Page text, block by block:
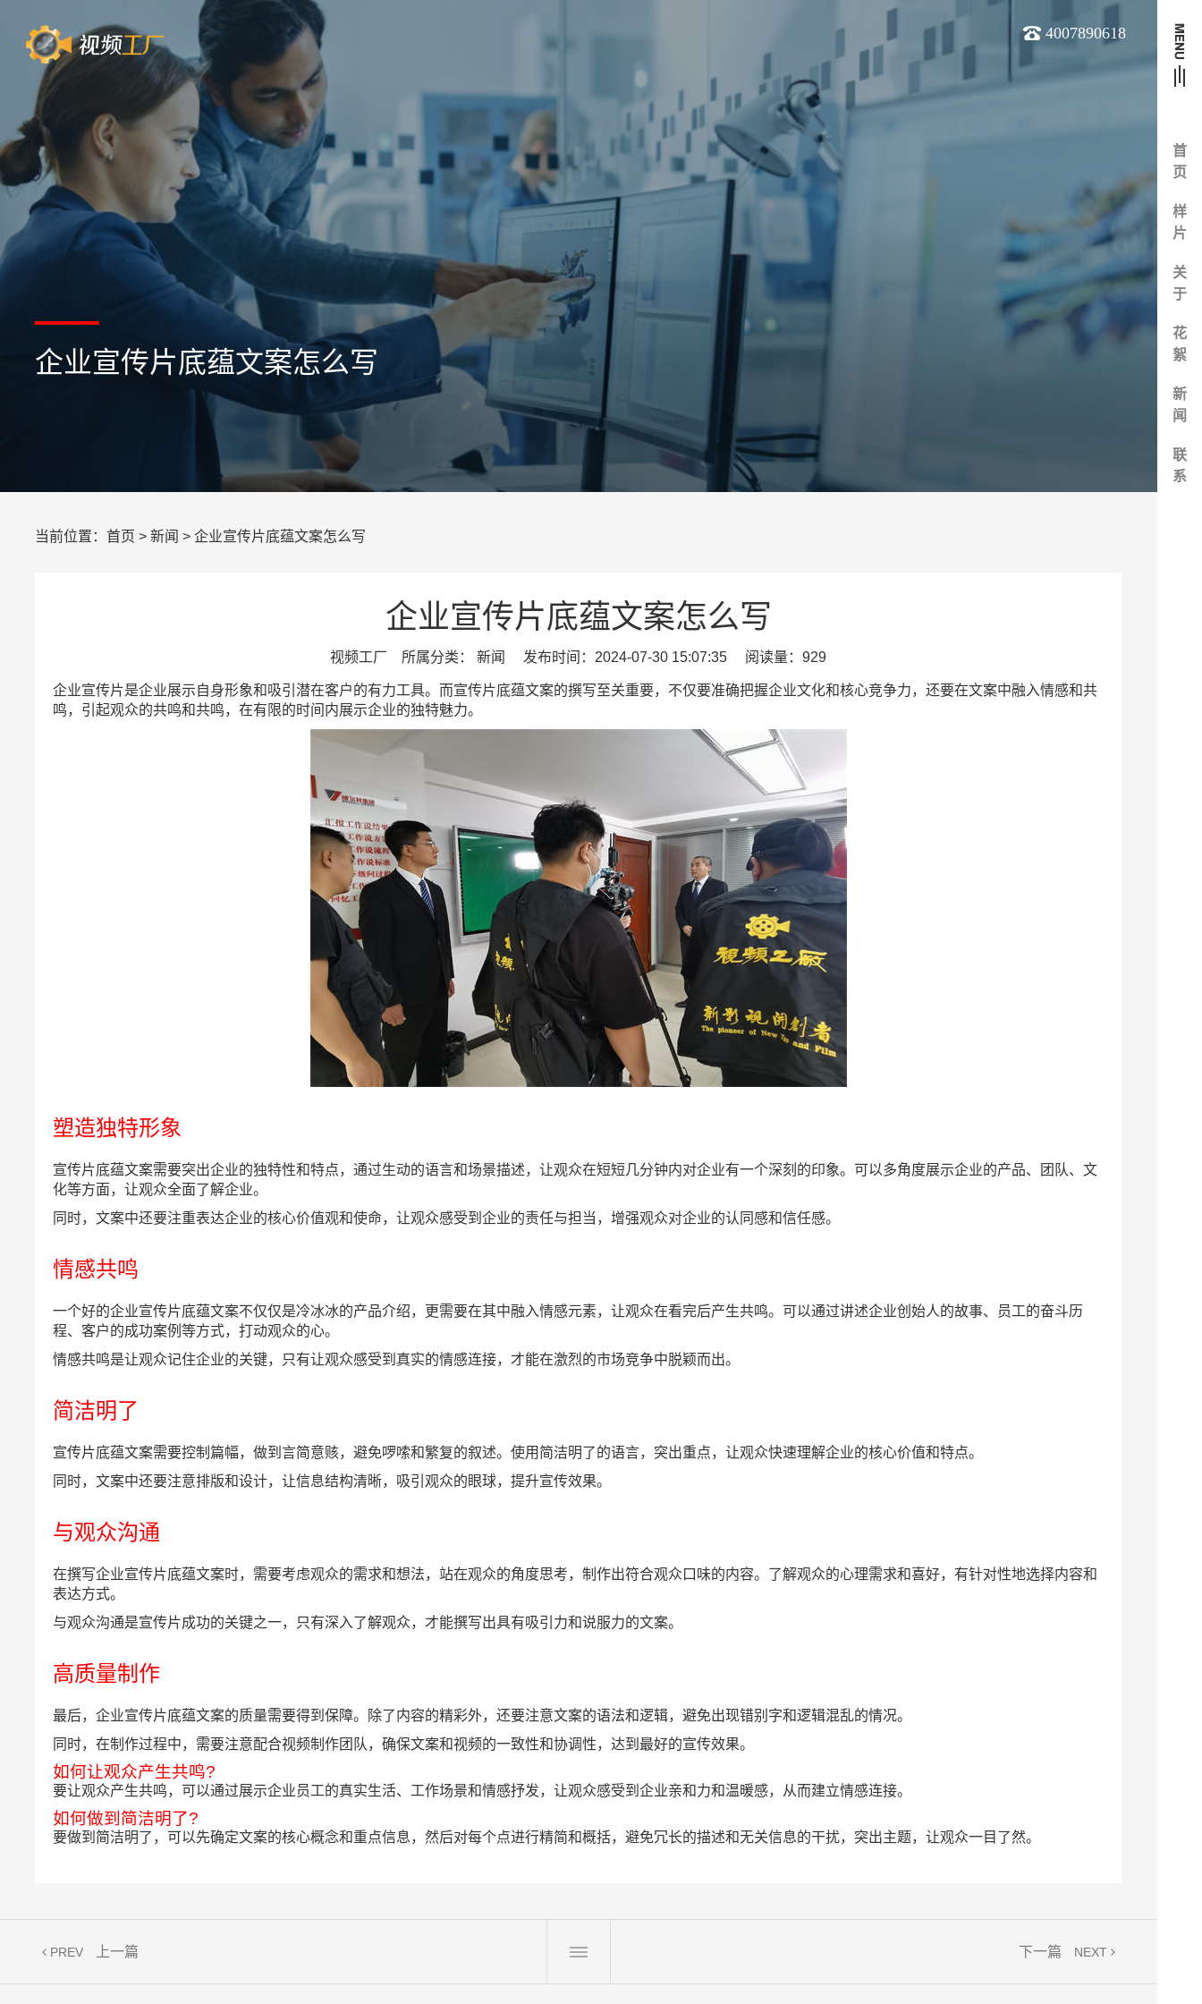
首
页
样
片
关
于
花
絮
新
闻
联
系
4007890618
企业宣传片底蕴文案怎么写
当前位置： 首页 > 新闻 > 企业宣传片底蕴文案怎么写
企业宣传片底蕴文案怎么写
视频工厂 所属分类： 新闻 发布时间：2024-07-30 15:07:35 阅读量：929
企业宣传片是企业展示自身形象和吸引潜在客户的有力工具。而宣传片底蕴文案的撰写至关重要，不仅要准确把握企业文化和核心竞争力，还要在文案中融入情感和共
鸣，引起观众的共鸣和共鸣，在有限的时间内展示企业的独特魅力。
塑造独特形象
宣传片底蕴文案需要突出企业的独特性和特点，通过生动的语言和场景描述，让观众在短短几分钟内对企业有一个深刻的印象。可以多角度展示企业的产品、团队、文
化等方面，让观众全面了解企业。
同时，文案中还要注重表达企业的核心价值观和使命，让观众感受到企业的责任与担当，增强观众对企业的认同感和信任感。
情感共鸣
一个好的企业宣传片底蕴文案不仅仅是冷冰冰的产品介绍，更需要在其中融入情感元素，让观众在看完后产生共鸣。可以通过讲述企业创始人的故事、员工的奋斗历
程、客户的成功案例等方式，打动观众的心。
情感共鸣是让观众记住企业的关键，只有让观众感受到真实的情感连接，才能在激烈的市场竞争中脱颖而出。
简洁明了
宣传片底蕴文案需要控制篇幅，做到言简意赅，避免啰嗦和繁复的叙述。使用简洁明了的语言，突出重点，让观众快速理解企业的核心价值和特点。
同时，文案中还要注意排版和设计，让信息结构清晰，吸引观众的眼球，提升宣传效果。
与观众沟通
在撰写企业宣传片底蕴文案时，需要考虑观众的需求和想法，站在观众的角度思考，制作出符合观众口味的内容。了解观众的心理需求和喜好，有针对性地选择内容和
表达方式。
与观众沟通是宣传片成功的关键之一，只有深入了解观众，才能撰写出具有吸引力和说服力的文案。
高质量制作
最后，企业宣传片底蕴文案的质量需要得到保障。除了内容的精彩外，还要注意文案的语法和逻辑，避免出现错别字和逻辑混乱的情况。
同时，在制作过程中，需要注意配合视频制作团队，确保文案和视频的一致性和协调性，达到最好的宣传效果。
如何让观众产生共鸣?
要让观众产生共鸣，可以通过展示企业员工的真实生活、工作场景和情感抒发，让观众感受到企业亲和力和温暖感，从而建立情感连接。
如何做到简洁明了?
要做到简洁明了，可以先确定文案的核心概念和重点信息，然后对每个点进行精简和概括，避免冗长的描述和无关信息的干扰，突出主题，让观众一目了然。
PREV 上一篇 NEXT
下一篇